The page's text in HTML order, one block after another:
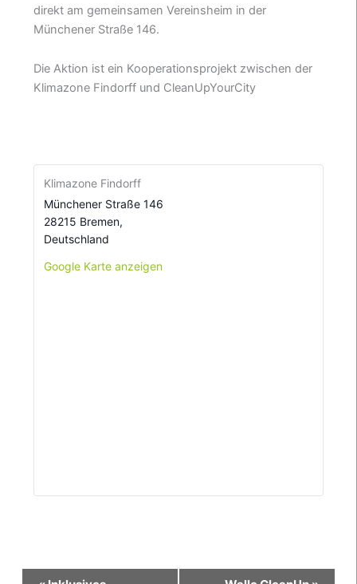
direkt am gemeinsamen Vereinsheim in der
Münchener Straße 146.
Die Aktion ist ein Kooperationsprojekt zwischen der
Klimazone Findorff und CleanUpYourCity
Klimazone Findorff
Münchener Straße 146
28215 Bremen,
Deutschland
Google Karte anzeigen
Veranstaltung-